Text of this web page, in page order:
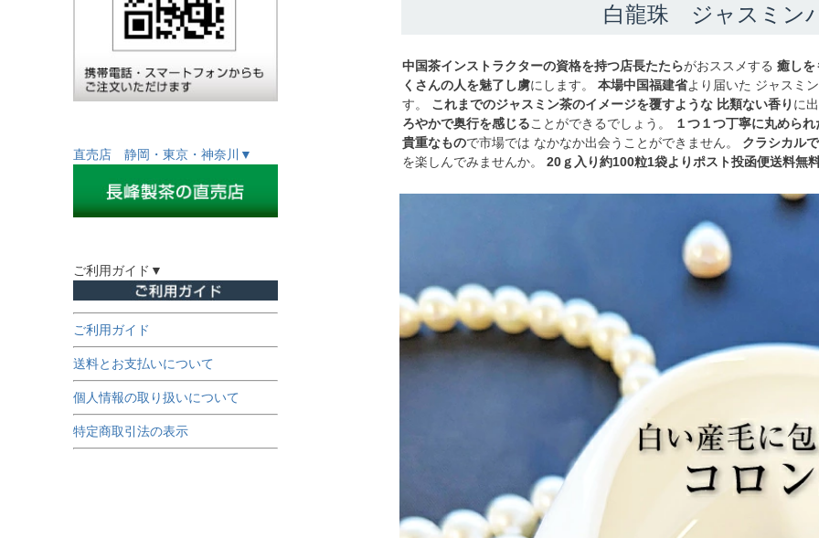
直売店 静岡・東京・神奈川▼
ご利用ガイド▼
ご利用ガイド
送料とお支払いについて
個人情報の取り扱いについて
特定商取引法の表示
白龍珠 ジャスミン
中国茶インストラクターの資格を持つ店長たたらがおススメする 癒しを
くさんの人を魅了し虜にします。 本場中国福建省より届いた ジャスミ
す。 これまでのジャスミン茶のイメージを覆すような 比類ない香り に
ろやかで奥行を感じることができるでしょう。
１つ１つ丁寧に丸められ
貴重なもので市場では なかなか出会うことができません。 クラシカル
を楽しんでみませんか。 20ｇ入り約100粒1袋よりポスト投函便送料無